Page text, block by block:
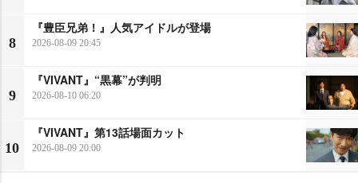
8
『豊臣兄弟！』人気アイドルが登場
2026-08-09 20:45
9
『VIVANT』“黒幕”が判明
2026-08-10 06:20
10
『VIVANT』第13話場面カット
2026-08-09 20:00